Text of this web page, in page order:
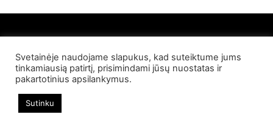
© 2022 Palangos NT. Visos teisės saugomos
Svetainėje naudojame slapukus, kad suteiktume jums
tinkamiausią patirtį, prisimindami jūsų nuostatas ir
pakartotinius apsilankymus.
Sutinku